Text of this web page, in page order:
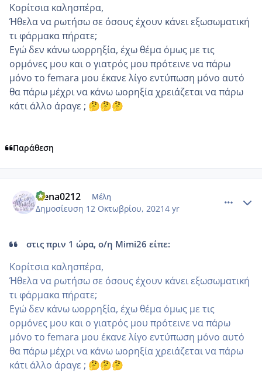
Κορίτσια καλησπέρα,
Ήθελα να ρωτήσω σε όσους έχουν κάνει εξωσωματική
τι φάρμακα πήρατε;
Εγώ δεν κάνω ωορρηξία, έχω θέμα όμως με τις
ορμόνες μου και ο γιατρός μου πρότεινε να πάρω
μόνο το femara μου έκανε λίγο εντύπωση μόνο αυτό
θα πάρω μέχρι να κάνω ωορηξία χρειάζεται να πάρω
κάτι άλλο άραγε ; 🤔🤔🤔
Παράθεση
elena0212 Μέλη
Δημοσίευση 12 Οκτωβρίου, 20214 yr
στις πριν 1 ώρα, ο/η Mimi26 είπε:
Κορίτσια καλησπέρα,
Ήθελα να ρωτήσω σε όσους έχουν κάνει εξωσωματική
τι φάρμακα πήρατε;
Εγώ δεν κάνω ωορρηξία, έχω θέμα όμως με τις
ορμόνες μου και ο γιατρός μου πρότεινε να πάρω
μόνο το femara μου έκανε λίγο εντύπωση μόνο αυτό
θα πάρω μέχρι να κάνω ωορηξία χρειάζεται να πάρω
κάτι άλλο άραγε ; 🤔🤔🤔